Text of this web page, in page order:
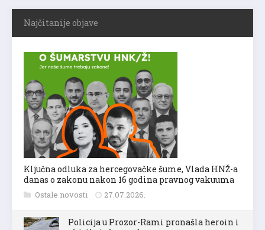
Najčitanije objave
Ključna odluka za hercegovačke šume, Vlada HNŽ-a
danas o zakonu nakon 16 godina pravnog vakuuma
Ostale novosti 27.07.2026.
Policija u Prozor-Rami pronašla heroin i